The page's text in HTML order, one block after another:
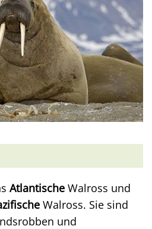
Atlantische Walross und
Walross. Sie sind
und